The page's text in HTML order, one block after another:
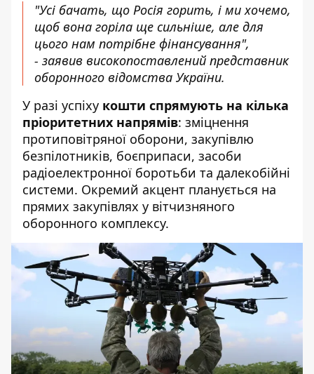
"Усі бачать, що Росія горить, і ми хочемо,
щоб вона горіла ще сильніше, але для
цього нам потрібне фінансування",
- заявив високопоставлений представник
оборонного відомства України.
У разі успіху кошти спрямують на кілька
пріоритетних напрямів: зміцнення
протиповітряної оборони, закупівлю
безпілотників, боєприпаси, засоби
радіоелектронної боротьби та далекобійні
системи. Окремий акцент планується на
прямих закупівлях у вітчизняного
оборонного комплексу.